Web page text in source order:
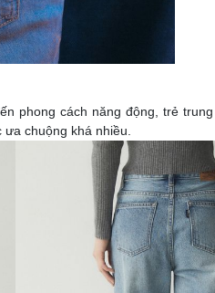
phong cách năng động, trẻ
chuộng khá nhiều.